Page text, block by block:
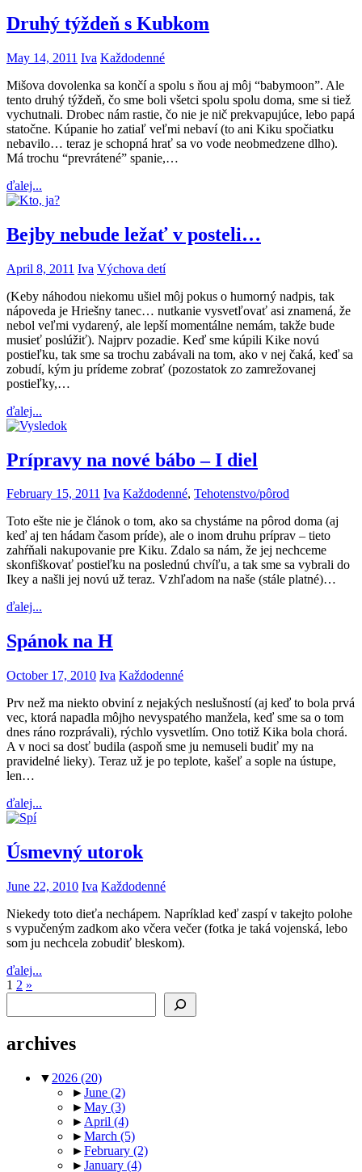
Druhý týždeň s Kubkom
May 14, 2011 Iva Každodenné
Mišova dovolenka sa končí a spolu s ňou aj môj “babymoon”. Ale
tento druhý týždeň, čo sme boli všetci spolu spolu doma, sme si tiež
vychutnali. Drobec nám rastie, čo nie je nič prekvapujúce, lebo papá
statočne. Kúpanie ho zatiaľ veľmi nebaví (to ani Kiku spočiatku
nebavilo… teraz je schopná hrať sa vo vode neobmedzene dlho).
Má trochu “prevrátené” spanie,…
ďalej...
Bejby nebude ležať v posteli…
April 8, 2011 Iva Výchova detí
(Keby náhodou niekomu ušiel môj pokus o humorný nadpis, tak
nápoveda je Hriešny tanec… nutkanie vysvetľovať asi znamená, že
nebol veľmi vydarený, ale lepší momentálne nemám, takže bude
musieť poslúžiť). Najprv pozadie. Keď sme kúpili Kike novú
postieľku, tak sme sa trochu zabávali na tom, ako v nej čaká, keď sa
zobudí, kým ju prídeme zobrať (pozostatok zo zamrežovanej
postieľky,…
ďalej...
Prípravy na nové bábo – I diel
February 15, 2011 Iva Každodenné, Tehotenstvo/pôrod
Toto ešte nie je článok o tom, ako sa chystáme na pôrod doma (aj
keď aj ten hádam časom príde), ale o inom druhu príprav – tieto
zahŕňali nakupovanie pre Kiku. Zdalo sa nám, že jej nechceme
skonfiškovať postieľku na poslednú chvíľu, a tak sme sa vybrali do
Ikey a našli jej novú už teraz. Vzhľadom na naše (stále platné)…
ďalej...
Spánok na H
October 17, 2010 Iva Každodenné
Prv než ma niekto obviní z nejakých neslušností (aj keď to bola prvá
vec, ktorá napadla môjho nevyspatého manžela, keď sme sa o tom
dnes ráno rozprávali), rýchlo vysvetlím. Ono totiž Kika bola chorá.
A v noci sa dosť budila (aspoň sme ju nemuseli budiť my na
pravidelné lieky). Teraz už je po teplote, kašeľ a sople na ústupe,
len…
ďalej...
Úsmevný utorok
June 22, 2010 Iva Každodenné
Niekedy toto dieťa nechápem. Napríklad keď zaspí v takejto polohe
s vypučeným zadkom ako včera večer (fotka je taká vojenská, lebo
som ju nechcela zobudiť bleskom).
ďalej...
Posts
1 2 Next
»
archives
▼ 2026 (20)
►June (2)
►May (3)
► April (4)
►March (5)
►February (2)
►January (4)